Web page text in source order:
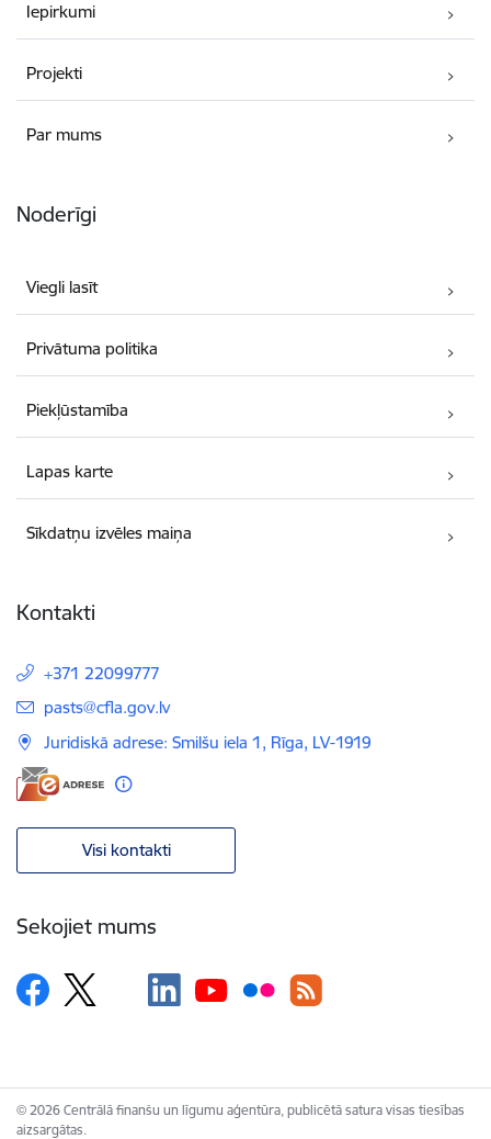
Iepirkumi
Projekti
Par mums
Noderīgi
Viegli lasīt
Privātuma politika
Piekļūstamība
Lapas karte
Sīkdatņu izvēles maiņa
Kontakti
+371 22099777
E-pasts:
pasts@cfla.gov.lv
Juridiskā adrese: Smilšu iela 1, Rīga, LV-1919
Visi kontakti
Sekojiet mums
© 2026 Centrālā finanšu un līgumu aģentūra, publicētā satura visas tiesības
aizsargātas.